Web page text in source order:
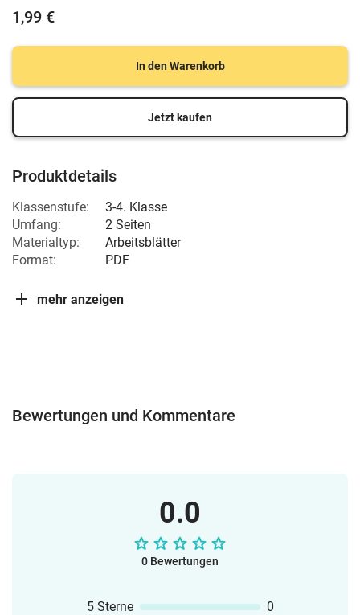
1,99 €
In den Warenkorb
Jetzt kaufen
Produktdetails
Klassenstufe:
3-4. Klasse
Umfang:
2 Seiten
Materialtyp:
Arbeitsblätter
Format:
PDF
mehr anzeigen
Bewertungen und Kommentare
0.0
0 Bewertungen
5 Sterne
0